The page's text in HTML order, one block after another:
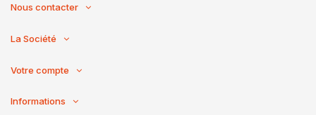
Nous contacter
La Société
Votre compte
Informations